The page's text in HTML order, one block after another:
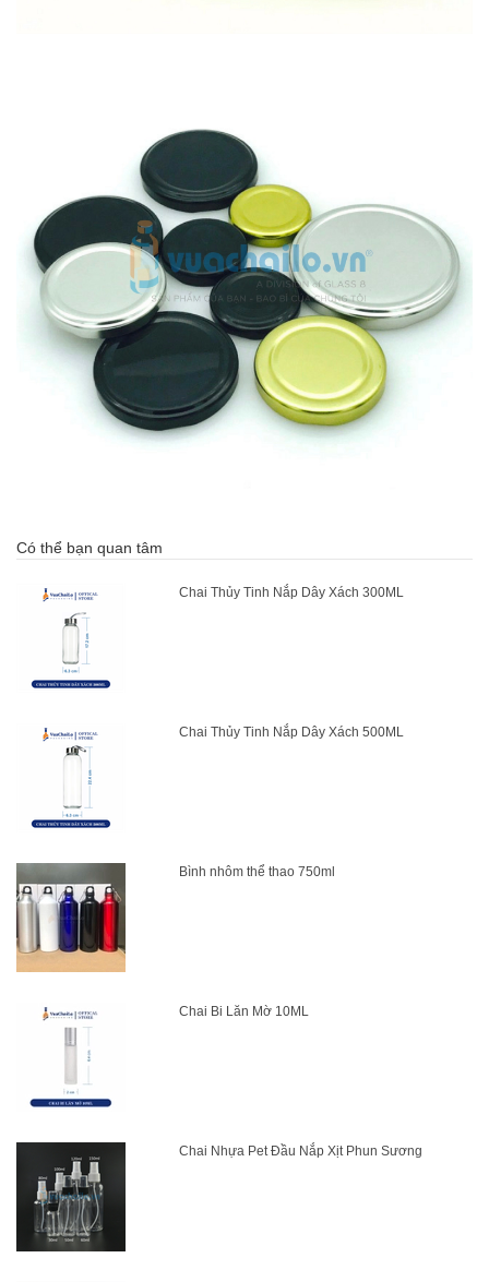
Có thể bạn quan tâm
Chai Thủy Tinh Nắp Dây Xách 300ML
Chai Thủy Tinh Nắp Dây Xách 500ML
Bình nhôm thể thao 750ml
Chai Bi Lăn Mờ 10ML
Chai Nhựa Pet Đầu Nắp Xịt Phun Sương